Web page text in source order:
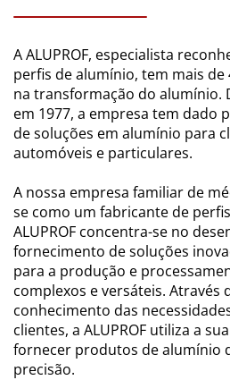
A ALUPROF, especialista
perfis de alumínio, tem mais de
na transformação do alumínio.
em 1977, a empresa tem dado
de soluções em alumínio para
automóveis e particulares.
A nossa empresa familiar de
se como um fabricante de
ALUPROF concentra-se no
fornecimento de soluções
para a produção e
complexos e versáteis. Através
conhecimento das
clientes, a ALUPROF utiliza a
fornecer produtos de alumínio
precisão.